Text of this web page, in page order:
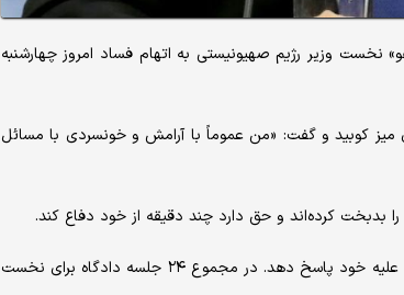
نخست وزیر رژیم صهیونیستی به اتهام فساد امروز چهارشنبه
روی میز کوبید و گفت: «من عموماً با آرامش و خونسردی با مسائل
بدبخت کرده‌اند و حق دارد چند دقیقه از خود دفاع کند.
نتانیاهو دو روز در هفته ساعت‌ها در دادگاه حاضر می‌شود تا به اتهامات فساد علیه خود پاسخ دهد. در مجموع ۲۴ جلسه دادگاه برای نخست